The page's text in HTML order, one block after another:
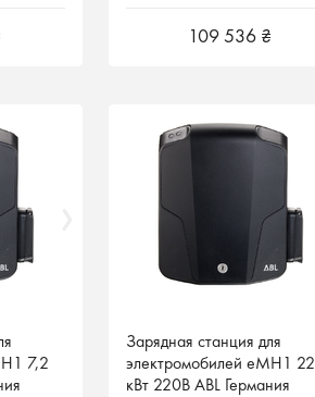
109 536 ₴
109 536 ₴
7,2
7,2
Зарядная станция для
электромобилей eMH1 22
кВт 220В ABL Германия
Зарядная станция для
электромобилей eMH1 22
кВт 220В ABL Германия